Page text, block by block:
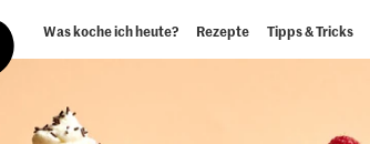
Was koche ich heute? Rezepte Tipps & Tricks